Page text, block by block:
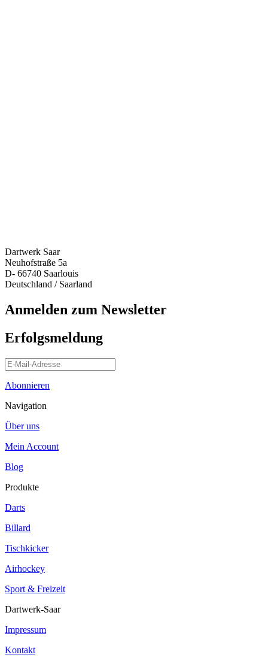
Dartwerk Saar
Neuhofstraße 5a
D- 66740 Saarlouis
Deutschland / Saarland
Anmelden zum Newsletter
Erfolgsmeldung
Abonnieren
Navigation
Über uns
Mein Account
Blog
Produkte
Darts
Billard
Tischkicker
Airhockey
Sport & Freizeit
Dartwerk-Saar
Impressum
Kontakt